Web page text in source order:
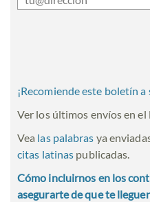
¡Recomiende este boletín a
Ver los últimos envíos en el
Vea las palabras ya
citas latinas publicadas.
Cómo incluirnos en los
asegurarte de que te